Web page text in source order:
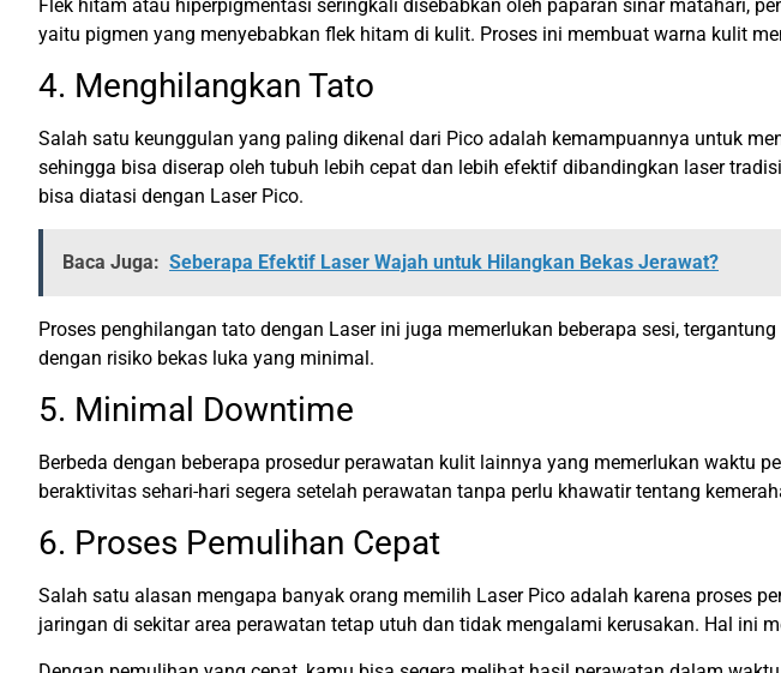
Flek hitam atau hiperpigmentasi seringkali disebabkan oleh paparan sinar matahari,
yaitu pigmen yang menyebabkan flek hitam di kulit. Proses ini membuat warna kulit
4. Menghilangkan Tato
Salah satu keunggulan yang paling dikenal dari Pico adalah kemampuannya untuk
sehingga bisa diserap oleh tubuh lebih cepat dan lebih efektif dibandingkan laser
bisa diatasi dengan Laser Pico.
Baca Juga: Seberapa Efektif Laser Wajah untuk Hilangkan Bekas Jerawat?
Proses penghilangan tato dengan Laser ini juga memerlukan beberapa sesi,
dengan risiko bekas luka yang minimal.
5. Minimal Downtime
Berbeda dengan beberapa prosedur perawatan kulit lainnya yang memerlukan
beraktivitas sehari-hari segera setelah perawatan tanpa perlu khawatir tentang
6. Proses Pemulihan Cepat
Salah satu alasan mengapa banyak orang memilih Laser Pico adalah karena proses
jaringan di sekitar area perawatan tetap utuh dan tidak mengalami kerusakan. Hal ini